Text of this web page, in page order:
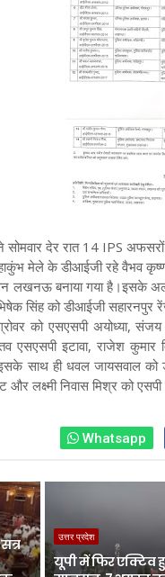
सोमवार देर रात 14 IPS
मेले के डीआईजी रहे वैभव कृष्ण
लखनऊ बनाया गया है ।इसके
सिंह को डीआईजी सहारनपुर
को एसएसपी अयोध्या,
एसएसपी इटावा, राजेश कुमार
साथ ही धवल जायसवाल को
और लक्ष्मी निवास मिश्र को
Whatsapp
उत्तर प्रदेश
यूपी में फिर एक्टिव